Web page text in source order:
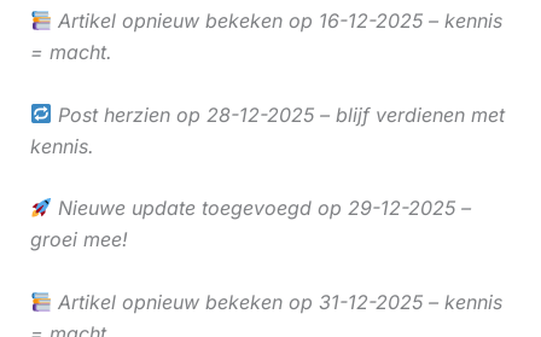
Artikel opnieuw bekeken op 16-12-2025 – kennis
= macht.
Post herzien op 28-12-2025 – blijf verdienen met
kennis.
Nieuwe update toegevoegd op 29-12-2025 –
groei mee!
Artikel opnieuw bekeken op 31-12-2025 – kennis